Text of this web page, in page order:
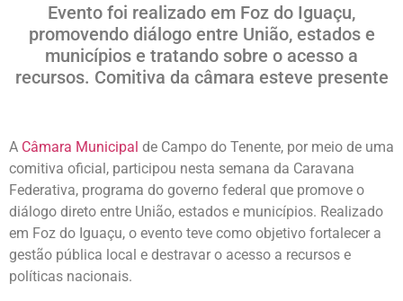
Evento foi realizado em Foz do Iguaçu,
promovendo diálogo entre União, estados e
municípios e tratando sobre o acesso a
recursos. Comitiva da câmara esteve presente
A Câmara Municipal de Campo do Tenente, por meio de uma
comitiva oficial, participou nesta semana da Caravana
Federativa, programa do governo federal que promove o
diálogo direto entre União, estados e municípios. Realizado
em Foz do Iguaçu, o evento teve como objetivo fortalecer a
gestão pública local e destravar o acesso a recursos e
políticas nacionais.